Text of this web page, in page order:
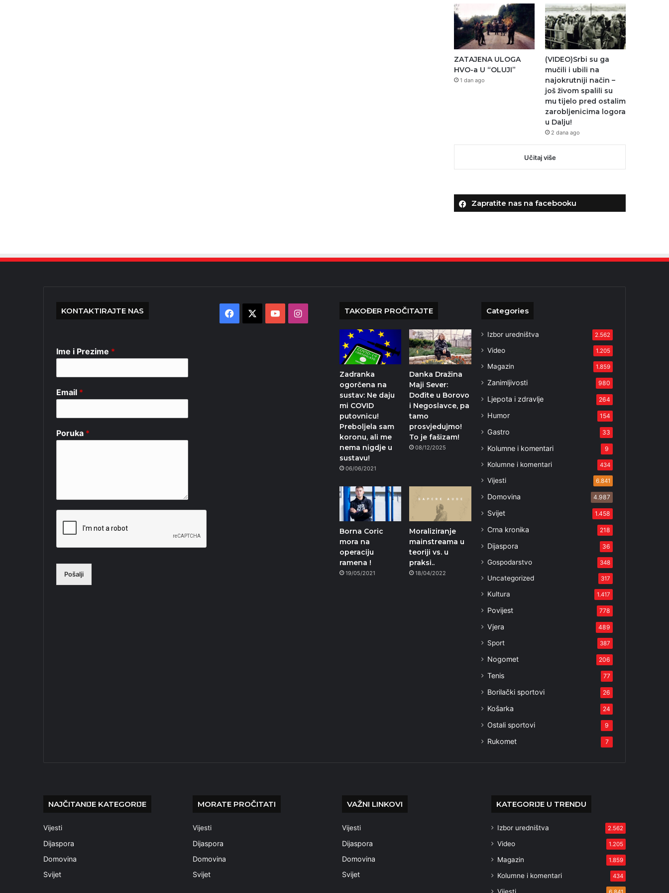
ZATAJENA ULOGA
HVO-a U “OLUJI”
1 dan ago
(VIDEO)Srbi su ga
mučili i ubili na
najokrutniji način –
još živom spalili su
mu tijelo pred ostalim
zarobljenicima logora
u Dalju!
2 dana ago
Učitaj više
Zapratite nas na facebooku
KONTAKTIRAJTE NAS
Ime i Prezime *
Email *
Poruka *
Pošalji
Facebook YouTubeInstagram TAKOĐER PROČITAJTE
Zadranka
ogorčena na
sustav: Ne daju
mi COVID
putovnicu!
Preboljela sam
koronu, ali me
nema nigdje u
sustavu!
06/06/2021
Danka Dražina
Maji Sever:
Dođite u Borovo
i Negoslavce, pa
tamo
prosvjedujmo!
To je fašizam!
08/12/2025
Borna Coric
mora na
operaciju
ramena !
19/05/2021
Moraliziranje
mainstreama u
teoriji vs. u
praksi..
18/04/2022
Categories
Izbor uredništva 2.562
Video 1.205
Magazin 1.859
Zanimljivosti 980
Ljepota i zdravlje 264
Humor 154
Gastro 33
Kolumne i komentari 9
Kolumne i komentari 434
Vijesti 6.841
Domovina 4.987
Svijet 1.458
Crna kronika 218
Dijaspora 36
Gospodarstvo 348
Uncategorized 317
Kultura 1.417
Povijest 778
Vjera 489
Sport 387
Nogomet 206
Tenis 77
Borilački sportovi 26
Košarka 24
Ostali sportovi 9
Rukomet 7
NAJČITANIJE KATEGORIJE
Vijesti
Dijaspora
Domovina
Svijet
MORATE PROČITATI
Vijesti
Dijaspora
Domovina
Svijet
VAŽNI LINKOVI
Vijesti
Dijaspora
Domovina
Svijet
KATEGORIJE U TRENDU
Izbor uredništva 2.562
Video 1.205
Magazin 1.859
Kolumne i komentari 434